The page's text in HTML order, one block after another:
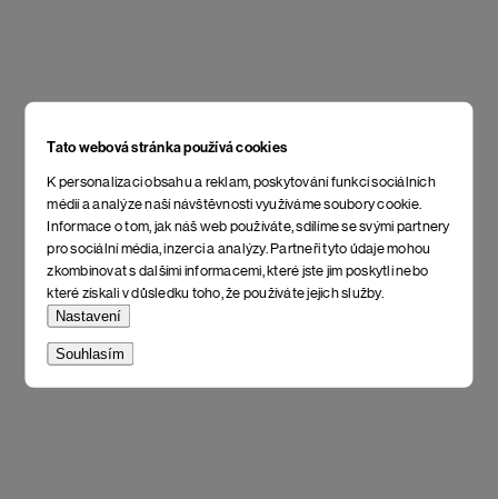
Tato webová stránka používá cookies
K personalizaci obsahu a reklam, poskytování funkcí sociálních
médií a analýze naší návštěvnosti využíváme soubory cookie.
Informace o tom, jak náš web používáte, sdílíme se svými partnery
pro sociální média, inzerci a analýzy. Partneři tyto údaje mohou
zkombinovat s dalšími informacemi, které jste jim poskytli nebo
které získali v důsledku toho, že používáte jejich služby.
Nastavení
Souhlasím